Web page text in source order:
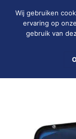
Wij gebruiken
ervaring op
gebruik van